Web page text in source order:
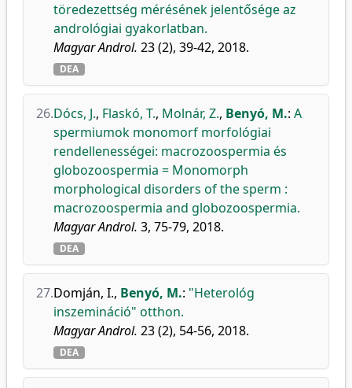
töredezettség mérésének jelentősége az
andrológiai gyakorlatban.
Magyar Androl. 23 (2), 39-42, 2018.
DEA
26.Dócs, J., Flaskó, T., Molnár, Z., Benyó, M.: A
spermiumok monomorf morfológiai
rendellenességei: macrozoospermia és
globozoospermia = Monomorph
morphological disorders of the sperm :
macrozoospermia and globozoospermia.
Magyar Androl. 3, 75-79, 2018.
DEA
27.Domján, I., Benyó, M.: "Heterológ
inszemináció" otthon.
Magyar Androl. 23 (2), 54-56, 2018.
DEA